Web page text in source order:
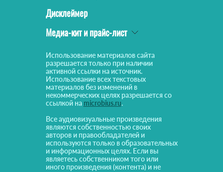
Дисклеймер
Медиа-кит и прайс-лист
Использование материалов сайта
разрешается только при наличии
активной ссылки на источник.
Использование всех текстовых
материалов без изменений в
некоммерческих целях разрешается со
ссылкой на microbius.ru.
Все аудиовизуальные произведения
являются собственностью своих
авторов и правообладателей и
используются только в образовательных
и информационных целях. Если вы
являетесь собственником того или
иного произведения (контента) и не